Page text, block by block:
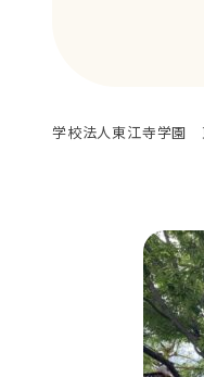
学校法人東江寺学園